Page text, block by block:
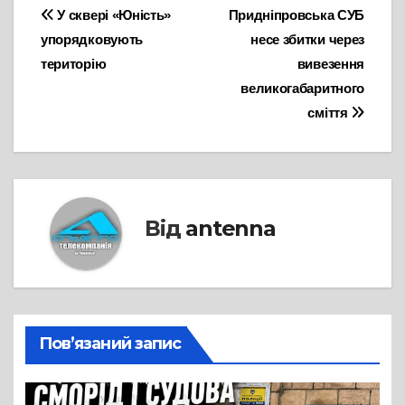
Навігація
записів
Придніпровська СУБ
несе збитки через
вивезення
великогабаритного
сміття
У сквері «Юність»
упорядковують
територію
Від antenna
Пов’язаний запис